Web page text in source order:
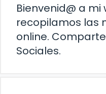
Bienvenid@ a
recopilamos las
online.
Sociales.